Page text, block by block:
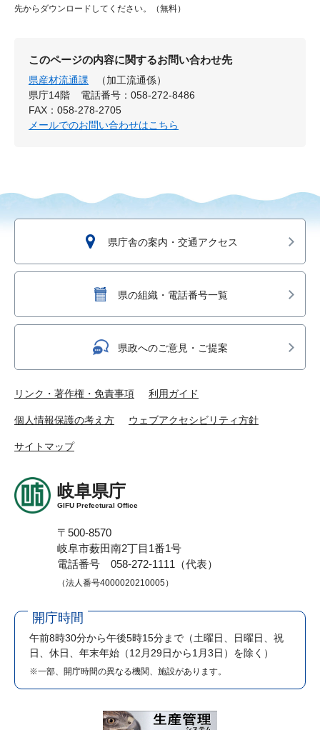
先からダウンロードしてください。（無料）
このページの内容に関するお問い合わせ先
県産材流通課
（加工流通係）
県庁14階
電話番号：058-272-8486
FAX：058-278-2705
メールでのお問い合わせはこちら
県庁舎の案内・交通アクセス
県の組織・電話番号一覧
県政へのご意見・ご提案
リンク・著作権・免責事項 利用ガイド
個人情報保護の考え方 ウェブアクセシビリティ方針
サイトマップ
岐阜県庁
GIFU Prefectural Office
〒500-8570
岐阜市薮田南2丁目1番1号
電話番号 058-272-1111（代表）
（法人番号4000020210005）
開庁時間
午前8時30分から午後5時15分まで （土曜日、日曜日、祝
日、休日、年末年始（12月29日から1月3日）を除く）
※一部、開庁時間の異なる機関、施設があります。